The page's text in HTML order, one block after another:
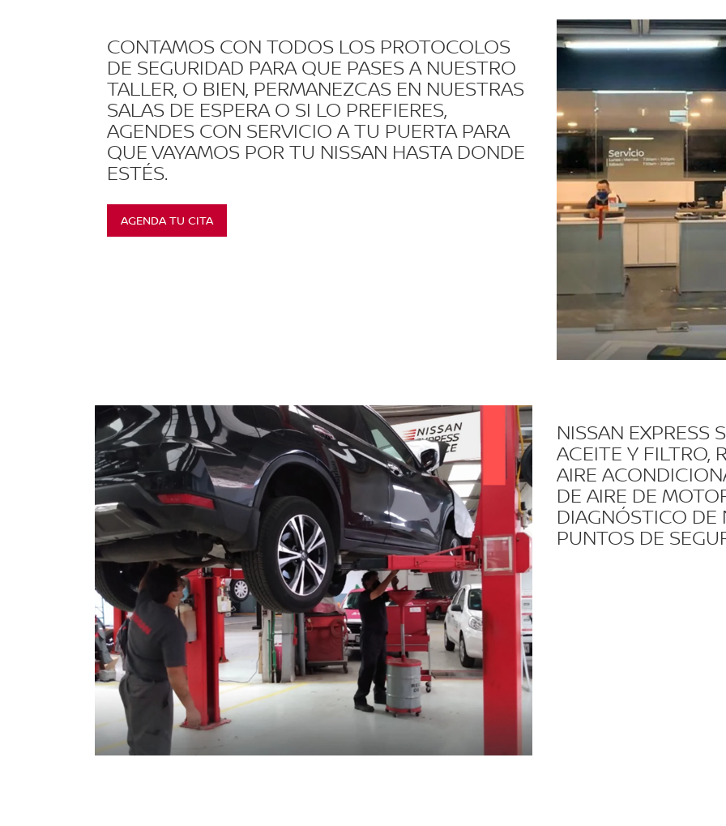
CONTAMOS CON TODOS LOS PROTOCOLOS
DE SEGURIDAD PARA QUE PASES A NUESTRO
TALLER, O BIEN, PERMANEZCAS EN NUESTRAS
SALAS DE ESPERA O SI LO PREFIERES,
AGENDES CON SERVICIO A TU PUERTA PARA
QUE VAYAMOS POR TU NISSAN HASTA DONDE
ESTÉS.
AGENDA TU CITA
NISSAN EXPRESS
ACEITE Y FILTRO,
AIRE
DE AIRE DE
DIAGNÓSTICO DE
PUNTOS DE